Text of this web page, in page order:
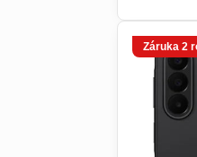
Záruka 2